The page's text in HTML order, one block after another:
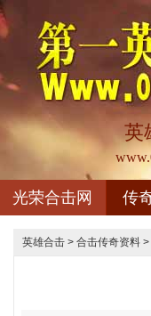
英
光荣合击网 传
英雄合击 > 合击传奇资料 >